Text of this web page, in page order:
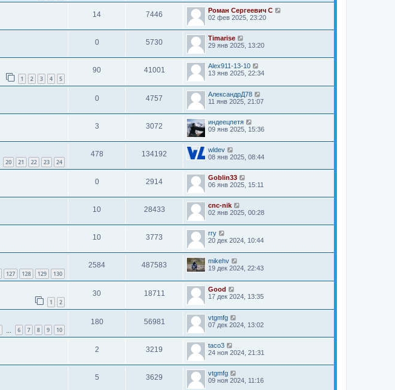
14 7446
Роман Сергеевич С
02 фев 2025, 23:20
0 5730
Timarise
29 янв 2025, 13:20
1 2 3 4 5
90 41001
Alex911-13-10
13 янв 2025, 22:34
0 4757
АлександрД78
11 янв 2025, 21:07
3 3072
индеецпетя
09 янв 2025, 15:36
20 21 22 23 24
478 134192
wldev
08 янв 2025, 08:44
0 2914
Goblin33
06 янв 2025, 15:11
10 28433
cnc-nik
02 янв 2025, 00:28
10 3773
rry
20 дек 2024, 10:44
127 128 129 130
2584 487583
mikehv
19 дек 2024, 22:43
1 2
30 18711
Good
17 дек 2024, 13:35
6 7 8 9 10
180 56981
vtgmfg
07 дек 2024, 13:02
2 3219
taco3
24 ноя 2024, 21:31
5 3629
vtgmfg
09 ноя 2024, 11:16